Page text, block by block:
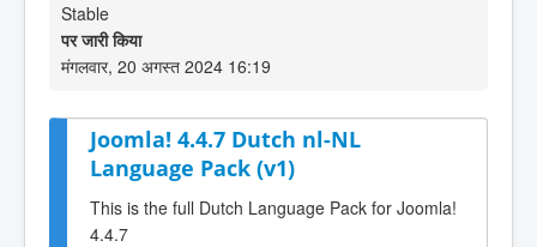
Stable
पर जारी किया
मंगलवार, 20 अगस्त 2024 16:19
Joomla! 4.4.7 Dutch nl-NL
Language Pack (v1)
This is the full Dutch Language Pack for Joomla!
4.4.7